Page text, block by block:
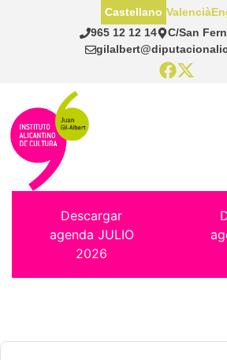
965 12 12 14
C/San
Castellano Valencià
Descargar
agenda JULIO
2026